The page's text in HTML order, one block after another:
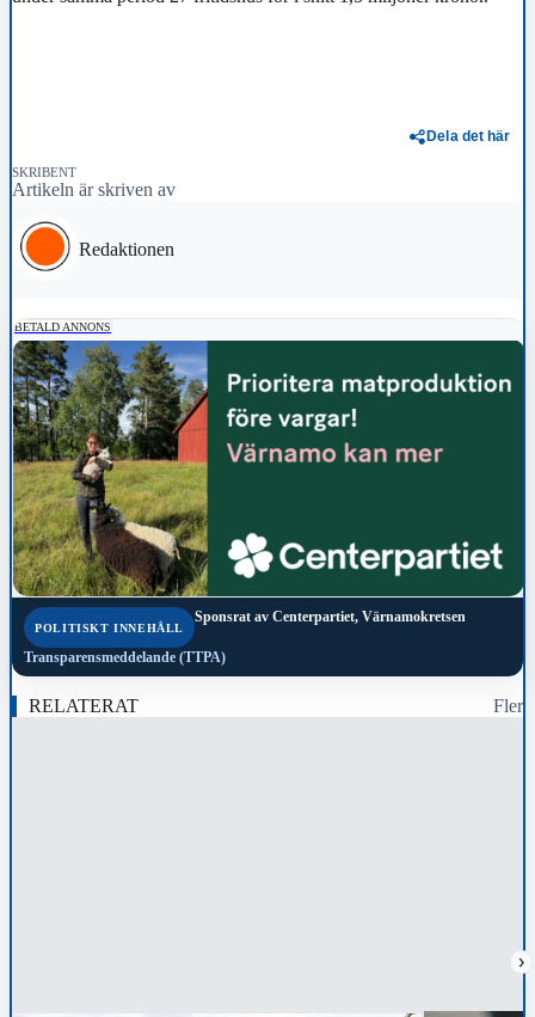
Dela det här
SKRIBENT
Artikeln är skriven av
Redaktionen
BETALD ANNONS
POLITISKT INNEHÅLL
Sponsrat av Centerpartiet, Värnamokretsen
Transparensmeddelande (TTPA)
RELATERAT Fler
›